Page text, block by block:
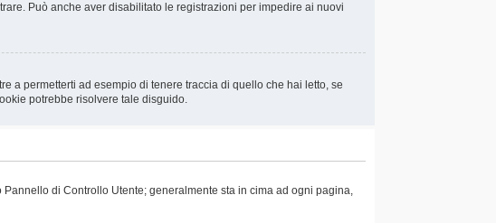
Può anche aver disabilitato le registrazioni per impedire ai nuovi
a permetterti ad esempio di tenere traccia di quello che hai letto, se
potrebbe risolvere tale disguido.
di Controllo Utente; generalmente sta in cima ad ogni pagina,